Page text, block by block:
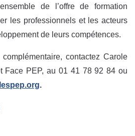
de l’offre de formation
les professionnels et les acteurs
de leurs compétences.
contactez Carole
Face PEP, au 01 41 78 92 84 ou
.